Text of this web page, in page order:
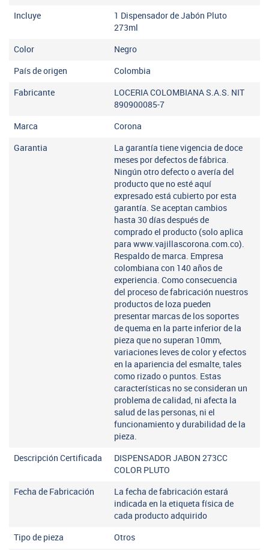
Incluye
1 Dispensador de Jabón Pluto
273ml
Color Negro
País de origen Colombia
Fabricante
LOCERIA COLOMBIANA S.A.S. NIT
890900085-7
Marca Corona
Garantia
La garantía tiene vigencia de doce
meses por defectos de fábrica.
Ningún otro defecto o avería del
producto que no esté aquí
expresado está cubierto por esta
garantía. Se aceptan cambios
hasta 30 días después de
comprado el producto (solo aplica
para www.vajillascorona.com.co).
Respaldo de marca. Empresa
colombiana con 140 años de
experiencia. Como consecuencia
del proceso de fabricación nuestros
productos de loza pueden
presentar marcas de los soportes
de quema en la parte inferior de la
pieza que no superan 10mm,
variaciones leves de color y efectos
en la apariencia del esmalte, tales
como rizado o puntos. Estas
características no se consideran un
problema de calidad, ni afecta la
salud de las personas, ni el
funcionamiento y durabilidad de la
pieza.
Descripción Certificada
DISPENSADOR JABON 273CC
COLOR PLUTO
Fecha de Fabricación
La fecha de fabricación estará
indicada en la etiqueta física de
cada producto adquirido
Tipo de pieza Otros